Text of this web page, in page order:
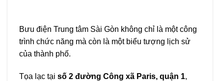
Bưu điện Trung tâm Sài Gòn không chỉ là một công
trình chức năng mà còn là một biểu tượng lịch sử
của thành phố.
Tọa lạc tại số 2 đường Công xã Paris, quận 1,